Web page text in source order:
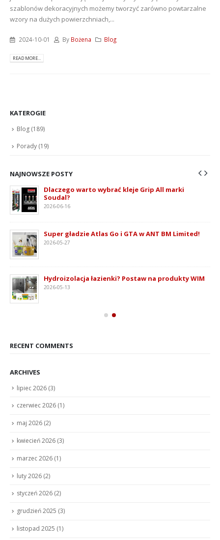
szablonów dekoracyjnych możemy tworzyć zarówno powtarzalne
wzory na dużych powierzchniach,...
2024-10-01 By Bożena Blog
READ MORE...
KATEROGIE
Blog (189)
Porady (19)
NAJNOWSZE POSTY
Dlaczego warto wybrać kleje Grip All marki
Soudal?
2026-06-16
Super gładzie Atlas Go i GTA w ANT BM Limited!
2026-05-27
Hydroizolacja łazienki? Postaw na produkty WIM
2026-05-13
RECENT COMMENTS
ARCHIVES
lipiec 2026 (3)
czerwiec 2026 (1)
maj 2026 (2)
kwiecień 2026 (3)
marzec 2026 (1)
luty 2026 (2)
styczeń 2026 (2)
grudzień 2025 (3)
listopad 2025 (1)